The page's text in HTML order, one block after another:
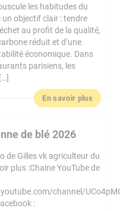
les habitudes du
un objectif clair : tendre
au profit de la qualité,
réduit et d’une
économique. Dans
parisiens, les
En savoir plus
de blé 2026
de Gilles vk agriculteur du
plus :Chaine YouTube de
channel/
: